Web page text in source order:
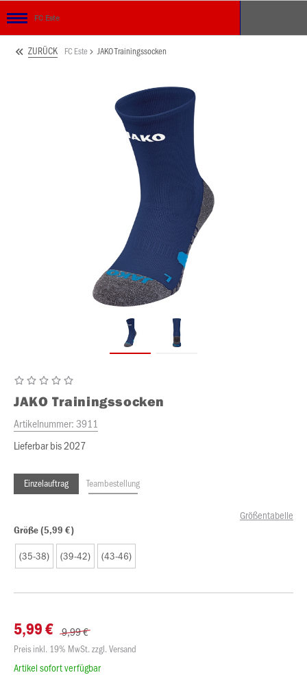
FC Este
ZURÜCK FC Este JAKO Trainingssocken
JAKO Trainingssocken
Artikelnummer:3911
Lieferbar bis 2027
Einzelauftrag Teambestellung
Größentabelle
Größe (5,99 €)
(35-38) (39-42) (43-46)
5,99 € 9,99 €
Preis inkl. 19% MwSt. zzgl. Versand
Artikel sofort verfügbar